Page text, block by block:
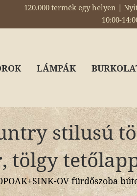
120.000 termék egy helyen |
10:00-
LÁMPÁK
stilusú
tölgy
OV fürdőszoba